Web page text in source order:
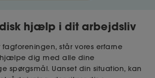
hjælp i dit arbejdsliv
står vores erfarne
hjælpe dig med alle dine
spørgsmål. Uanset din situation, kan